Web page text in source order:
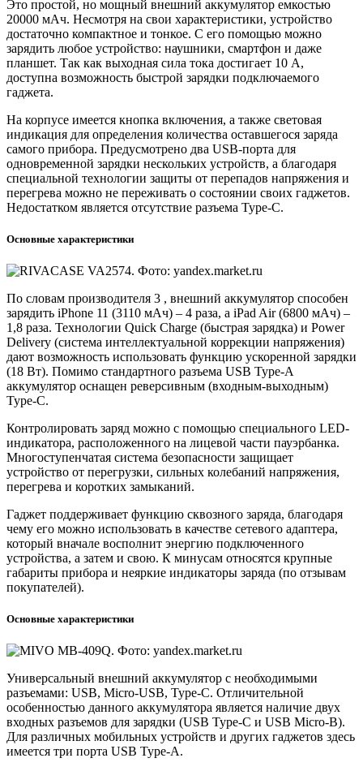
Это простой, но мощный внешний аккумулятор емкостью
20000 мАч. Несмотря на свои характеристики, устройство
достаточно компактное и тонкое. С его помощью можно
зарядить любое устройство: наушники, смартфон и даже
планшет. Так как выходная сила тока достигает 10 А,
доступна возможность быстрой зарядки подключаемого
гаджета.
На корпусе имеется кнопка включения, а также световая
индикация для определения количества оставшегося заряда
самого прибора. Предусмотрено два USB-порта для
одновременной зарядки нескольких устройств, а благодаря
специальной технологии защиты от перепадов напряжения и
перегрева можно не переживать о состоянии своих гаджетов.
Недостатком является отсутствие разъема Type-C.
Основные характеристики
По словам производителя 3 , внешний аккумулятор способен
зарядить iPhone 11 (3110 мАч) – 4 раза, а iPad Air (6800 мАч) –
1,8 раза. Технологии Quick Charge (быстрая зарядка) и Power
Delivery (система интеллектуальной коррекции напряжения)
дают возможность использовать функцию ускоренной зарядки
(18 Вт). Помимо стандартного разъема USB Type-A
аккумулятор оснащен реверсивным (входным-выходным)
Type-C.
Контролировать заряд можно с помощью специального LED-
индикатора, расположенного на лицевой части пауэрбанка.
Многоступенчатая система безопасности защищает
устройство от перегрузки, сильных колебаний напряжения,
перегрева и коротких замыканий.
Гаджет поддерживает функцию сквозного заряда, благодаря
чему его можно использовать в качестве сетевого адаптера,
который вначале восполнит энергию подключенного
устройства, а затем и свою. К минусам относятся крупные
габариты прибора и неяркие индикаторы заряда (по отзывам
покупателей).
Основные характеристики
Универсальный внешний аккумулятор с необходимыми
разъемами: USB, Micro-USB, Type-C. Отличительной
особенностью данного аккумулятора является наличие двух
входных разъемов для зарядки (USB Type-C и USB Micro-B).
Для различных мобильных устройств и других гаджетов здесь
имеется три порта USB Type-A.